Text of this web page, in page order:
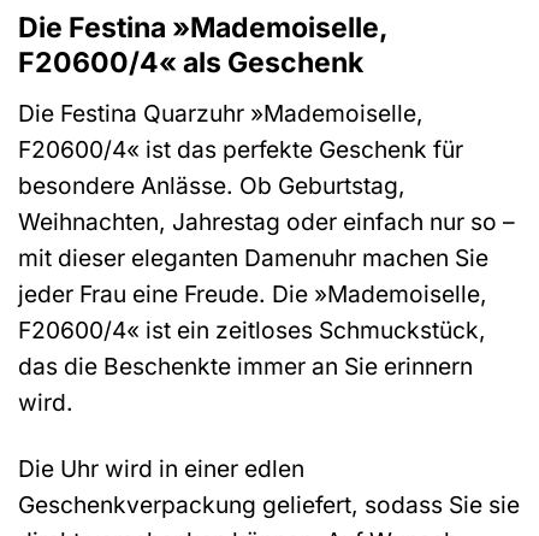
Die Festina »Mademoiselle,
F20600/4« als Geschenk
Die Festina Quarzuhr »Mademoiselle,
F20600/4« ist das perfekte Geschenk für
besondere Anlässe. Ob Geburtstag,
Weihnachten, Jahrestag oder einfach nur so –
mit dieser eleganten Damenuhr machen Sie
jeder Frau eine Freude. Die »Mademoiselle,
F20600/4« ist ein zeitloses Schmuckstück,
das die Beschenkte immer an Sie erinnern
wird.
Die Uhr wird in einer edlen
Geschenkverpackung geliefert, sodass Sie sie